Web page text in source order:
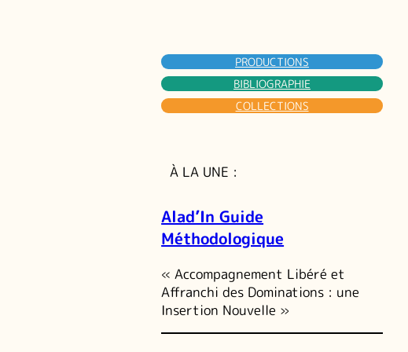
PRODUCTIONS
BIBLIOGRAPHIE
COLLECTIONS
À LA UNE :
Alad’In Guide
Méthodologique
« Accompagnement Libéré et
Affranchi des Dominations : une
Insertion Nouvelle »